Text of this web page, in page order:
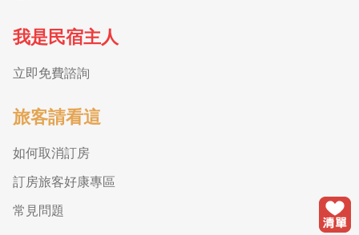
我是民宿主人
立即免費諮詢
旅客請看這
如何取消訂房
訂房旅客好康專區
常見問題